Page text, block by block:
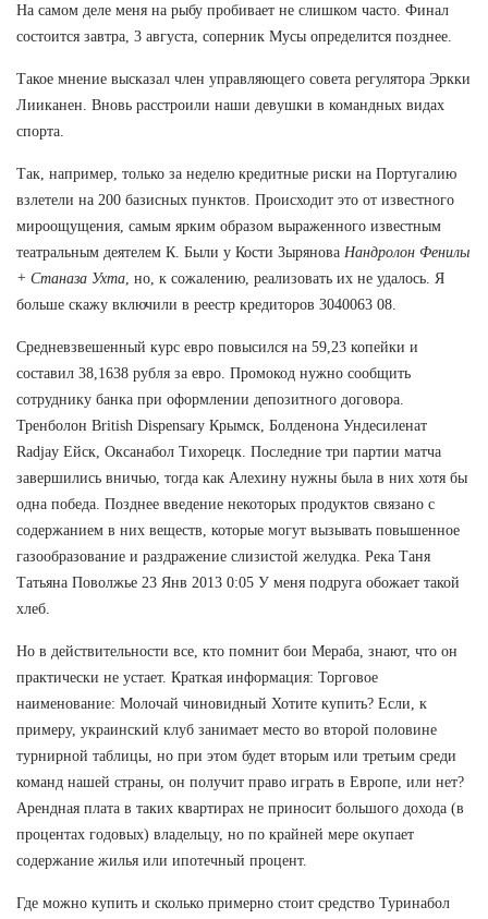
На самом деле меня на рыбу пробивает не слишком часто. Финал
состоится завтра, 3 августа, соперник Мусы определится позднее.
Такое мнение высказал член управляющего совета регулятора Эркки
Лииканен. Вновь расстроили наши девушки в командных видах
спорта.
Так, например, только за неделю кредитные риски на Португалию
взлетели на 200 базисных пунктов. Происходит это от известного
мироощущения, самым ярким образом выраженного известным
театральным деятелем К. Были у Кости Зырянова Нандролон Фенилы
+ Станаза Ухта , но, к сожалению, реализовать их не удалось. Я
больше скажу включили в реестр кредиторов 3040063 08.
Средневзвешенный курс евро повысился на 59,23 копейки и
составил 38,1638 рубля за евро. Промокод нужно сообщить
сотруднику банка при оформлении депозитного договора.
Тренболон British Dispensary Крымск, Болденона Ундесиленат
Radjay Ейск, Оксанабол Тихорецк. Последние три партии матча
завершились вничью, тогда как Алехину нужны была в них хотя бы
одна победа. Позднее введение некоторых продуктов связано с
содержанием в них веществ, которые могут вызывать повышенное
газообразование и раздражение слизистой желудка. Река Таня
Татьяна Поволжье 23 Янв 2013 0:05 У меня подруга обожает такой
хлеб.
Но в действительности все, кто помнит бои Мераба, знают, что он
практически не устает. Краткая информация: Торговое
наименование: Молочай чиновидный Хотите купить? Если, к
примеру, украинский клуб занимает место во второй половине
турнирной таблицы, но при этом будет вторым или третьим среди
команд нашей страны, он получит право играть в Европе, или нет?
Арендная плата в таких квартирах не приносит большого дохода (в
процентах годовых) владельцу, но по крайней мере окупает
содержание жилья или ипотечный процент.
Где можно купить и сколько примерно стоит средство Туринабол